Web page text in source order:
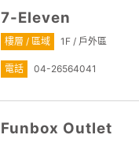
7-Eleven
樓層 / 區域 1F / 戶外區
電話 04-26564041
Funbox Outlet